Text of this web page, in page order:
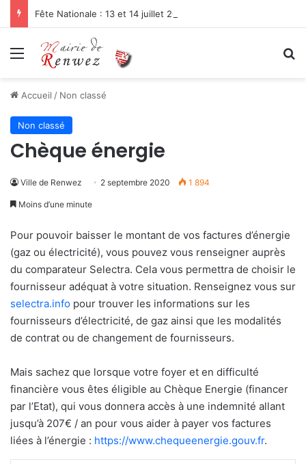
Fête Nationale : 13 et 14 juillet 2026
Menu
Accueil / Non classé
Non classé
Chèque énergie
Ville de Renwez 2 septembre 2020 1 894
Moins d’une minute
Pour pouvoir baisser le montant de vos factures d’énergie
(gaz ou électricité), vous pouvez vous renseigner auprès
du comparateur Selectra. Cela vous permettra de choisir le
fournisseur adéquat à votre situation. Renseignez vous sur
selectra.info pour trouver les informations sur les
fournisseurs d’électricité, de gaz ainsi que les modalités
de contrat ou de changement de fournisseurs.
Mais sachez que lorsque votre foyer et en difficulté
financière vous êtes éligible au Chèque Energie (financer
par l’Etat), qui vous donnera accès à une indemnité allant
jusqu’à 207€ / an pour vous aider à payer vos factures
liées à l’énergie : https://www.chequeenergie.gouv.fr.